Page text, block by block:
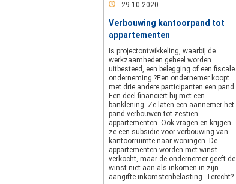
29-10-2020
Verbouwing kantoorpand tot
appartementen
Is projectontwikkeling, waarbij de
werkzaamheden geheel worden
uitbesteed, een belegging of een fiscale
onderneming ?Een ondernemer koopt
met drie andere participanten een pand.
Een deel financiert hij met een
banklening. Ze laten een aannemer het
pand verbouwen tot zestien
appartementen. Ook vragen en krijgen
ze een subsidie voor verbouwing van
kantoorruimte naar woningen. De
appartementen worden met winst
verkocht, maar de ondernemer geeft de
winst niet aan als inkomen in zijn
aangifte inkomstenbelasting. Terecht?